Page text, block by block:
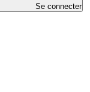
Se connecter